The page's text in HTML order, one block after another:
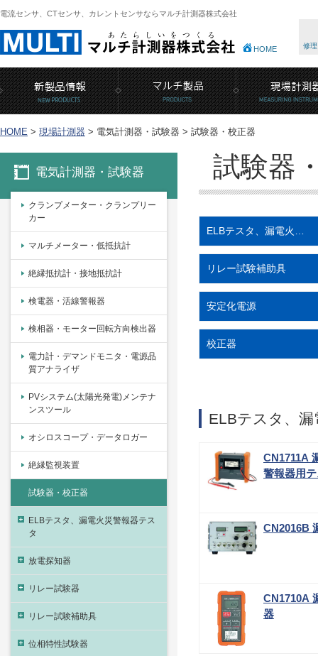
電流センサ、CTセンサ、カレントセンサならマルチ計測器株式会社
HOME 修
HOME > 現場計測器 > 電気計測器・試験器 > 試験器・校正器
電気計測器・試験器
クランプメーター・クランプリー
カー
マルチメーター・低抵抗計
絶縁抵抗計・接地抵抗計
検電器・活線警報器
検相器・モーター回転方向検出器
電力計・デマンドモニタ・電源品
質アナライザ
PVシステム(太陽光発電)メンテナ
ンスツール
オシロスコープ・データロガー
絶縁監視装置
試験器・校正器
ELBテスタ、漏電火災警報器テス
タ
放電探知器
リレー試験器
リレー試験補助具
位相特性試験器
試験器
ELBテスタ、漏電火…
リレー試験補助具
安定化電源
校正器
ELBテスタ、
CN1711A
警報器用
CN2016B
CN1710A
器